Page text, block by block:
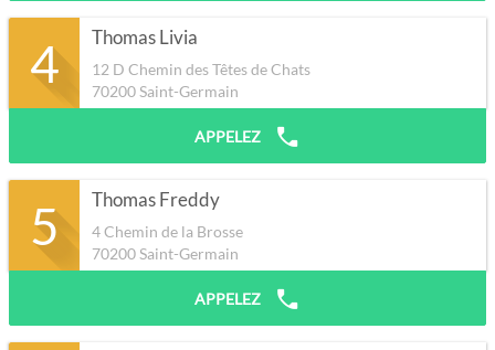
4 Thomas Livia
12 D Chemin des Têtes de Chats
70200Saint-Germain
APPELEZ
5 Thomas Freddy
4 Chemin de la Brosse
70200Saint-Germain
APPELEZ